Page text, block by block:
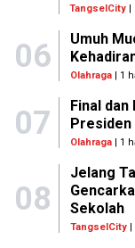
TangselCity |
06
Umuh
Olahraga| 1
07
Final
Presiden
Olahraga| 1
08
Jelang
Sekolah
TangselCity|